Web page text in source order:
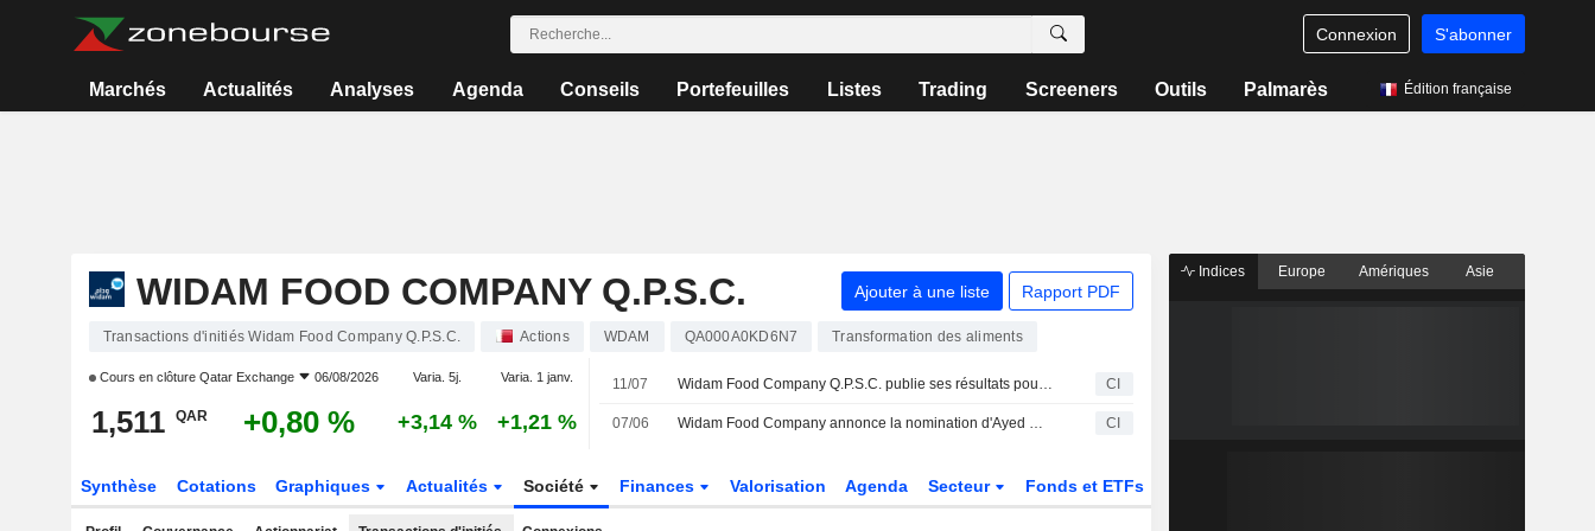
Connexion S'abonner
Marchés Actualités Analyses Agenda Conseils Portefeuilles Listes Trading Screeners Outils Palmarès Édition française
WIDAM FOOD COMPANY Q.P.S.C. Ajouter à une liste Rapport PDF
Transactions d'initiés Widam Food Company Q.P.S.C. Actions WDAM QA000A0KD6N7 Transformation des aliments
Cours en clôture Qatar Exchange 06/08/2026 Varia. 5j. Varia. 1 janv.
1,511 QAR +0,80 % +3,14 % +1,21 %
11/07 Widam Food Company Q.P.S.C. publie ses résultats pour le premier trimestre clos le 31 mars 2026 CI
07/06 Widam Food Company annonce la nomination d'Ayed Menahi Salem Al-Qahtani au poste de directeur général, à compter du 8 juin 2026 CI
Synthèse Cotations Graphiques Actualités Société Finances Valorisation Agenda Secteur Fonds et ETFs
Indices Europe Amériques Asie